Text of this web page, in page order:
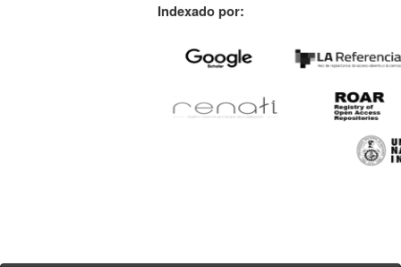
Indexado por: